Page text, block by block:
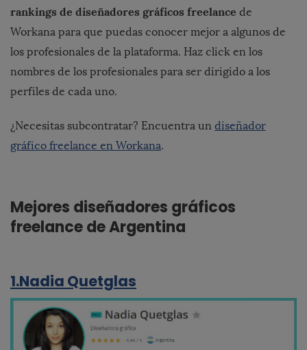
rankings de diseñadores gráficos freelance de
Workana para que puedas conocer mejor a algunos de
los profesionales de la plataforma. Haz click en los
nombres de los profesionales para ser dirigido a los
perfiles de cada uno.
¿Necesitas subcontratar? Encuentra un diseñador
gráfico freelance en Workana.
Mejores diseñadores gráficos
freelance de Argentina
1.Nadia Quetglas